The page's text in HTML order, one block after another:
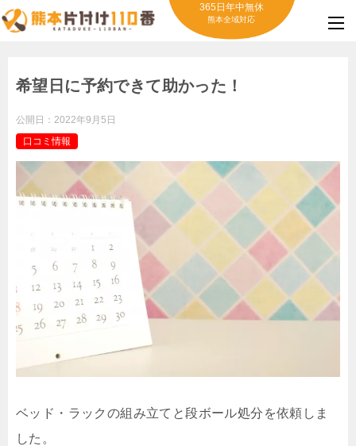
365日年中無休
熊本全域対応
希望日に予約できて助かった！
公開日： 2022年9月5日
口コミ情報
ベッド・ラックの組み立てと段ボール処分を依頼しま
した。